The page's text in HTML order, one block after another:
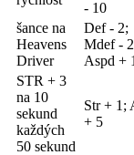
- 10
šance na
Heavens
Driver
Def - 2;
Mdef -
Aspd +
STR + 3
na 10
sekund
každých
50 sekund
Str + 1;
+ 5